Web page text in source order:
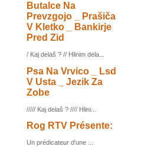
Butalce Na
Prevzgojo _ Prašiča
V Kletko _ Bankirje
Pred Zid
/ Kaj delaš ? // Hlinim dela...
Psa Na Vrvico _ Lsd
V Usta _ Jezik Za
Zobe
///// Kaj delaš ? //// Hlini...
Rog RTV Présente:
Un prédicateur d'une ...